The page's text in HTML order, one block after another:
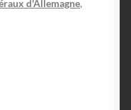
d'Allemagne,